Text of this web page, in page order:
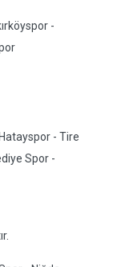
-
- Tire
Spor -